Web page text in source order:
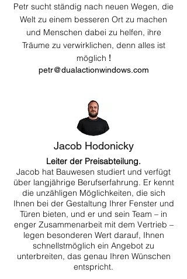
Petr sucht ständig nach neuen Wegen, die
Welt zu einem besseren Ort zu machen
und Menschen dabei zu helfen, ihre
Träume zu verwirklichen, denn alles ist
möglich !
petr@dualactionwindows.com
Jacob Hodonicky
Leiter der Preisabteilung.
Jacob hat Bauwesen studiert und verfügt
über langjährige Berufserfahrung. Er kennt
die unzähligen Möglichkeiten, die sich
Ihnen bei der Gestaltung Ihrer Fenster und
Türen bieten, und er und sein Team – in
enger Zusammenarbeit mit dem Vertrieb –
legen besonderen Wert darauf, Ihnen
schnellstmöglich ein Angebot zu
unterbreiten, das genau Ihren Wünschen
entspricht.